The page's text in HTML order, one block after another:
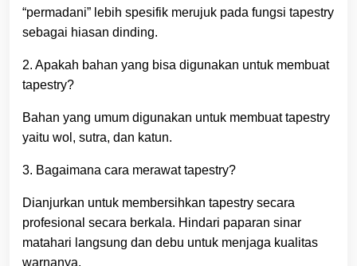
“permadani” lebih spesifik merujuk pada fungsi tapestry
sebagai hiasan dinding.
2. Apakah bahan yang bisa digunakan untuk membuat
tapestry?
Bahan yang umum digunakan untuk membuat tapestry
yaitu wol, sutra, dan katun.
3. Bagaimana cara merawat tapestry?
Dianjurkan untuk membersihkan tapestry secara
profesional secara berkala. Hindari paparan sinar
matahari langsung dan debu untuk menjaga kualitas
warnanya.